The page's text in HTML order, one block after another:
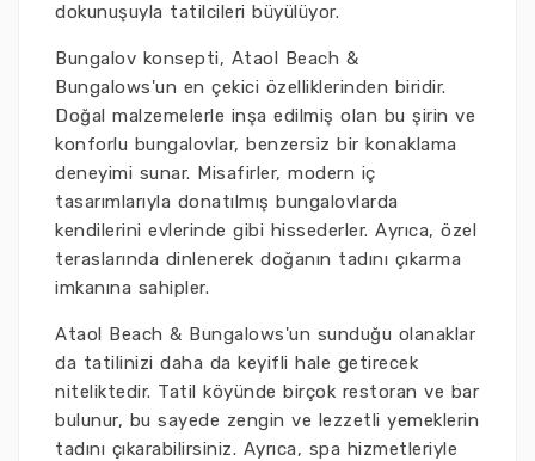
dokunuşuyla tatilcileri büyülüyor.
Bungalov konsepti, Ataol Beach &
Bungalows'un en çekici özelliklerinden biridir.
Doğal malzemelerle inşa edilmiş olan bu şirin ve
konforlu bungalovlar, benzersiz bir konaklama
deneyimi sunar. Misafirler, modern iç
tasarımlarıyla donatılmış bungalovlarda
kendilerini evlerinde gibi hissederler. Ayrıca, özel
teraslarında dinlenerek doğanın tadını çıkarma
imkanına sahipler.
Ataol Beach & Bungalows'un sunduğu olanaklar
da tatilinizi daha da keyifli hale getirecek
niteliktedir. Tatil köyünde birçok restoran ve bar
bulunur, bu sayede zengin ve lezzetli yemeklerin
tadını çıkarabilirsiniz. Ayrıca, spa hizmetleriyle